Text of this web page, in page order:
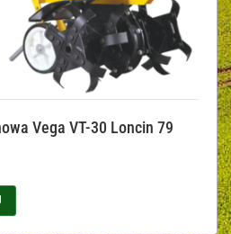
Vega VT-30 Loncin 79